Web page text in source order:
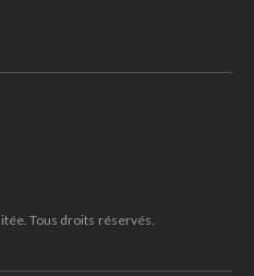
Tous droits réservés.